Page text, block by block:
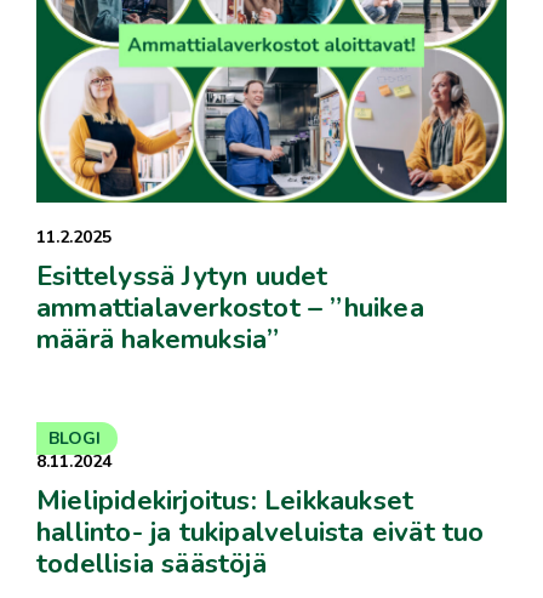
11.2.2025
Esittelyssä Jytyn uudet
ammattialaverkostot – ”huikea
määrä hakemuksia”
8.11.2024
Mielipidekirjoitus: Leikkaukset
hallinto- ja tukipalveluista eivät tuo
todellisia säästöjä
BLOGI